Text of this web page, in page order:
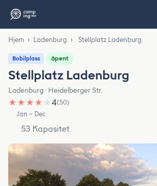
Hjem › Ladenburg › Stellplatz Ladenburg
Bobilplass åpent
Stellplatz Ladenburg
Ladenburg · Heidelberger Str.
★ ★ ★ ★ ★4(50)
Jan – Dec
53 Kapasitet